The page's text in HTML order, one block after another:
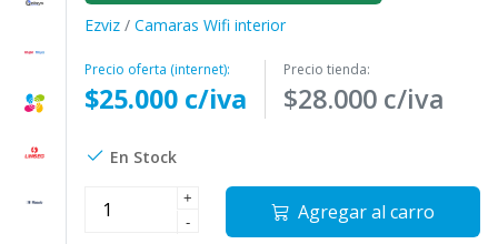
Ezviz / Camaras Wifi interior
Precio oferta (internet):
$25.000 c/iva
Precio tienda:
$28.000 c/iva
En Stock
+
-
Agregar al carro